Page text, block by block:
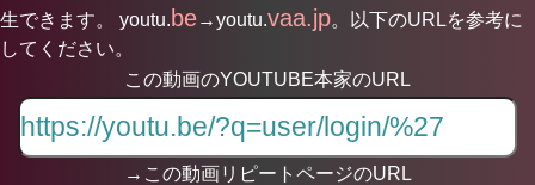
生できます。 youtu. be→youtu.vaa.jp。以下のURLを参考に
してください。
この動画のYOUTUBE本家のURL
→この動画リピートページのURL